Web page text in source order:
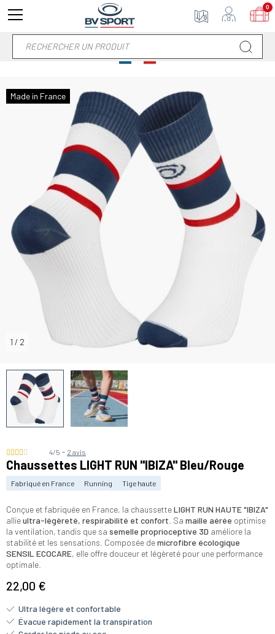
Made in France
1 / 2
4/5 - 2 avis
Chaussettes LIGHT RUN "IBIZA" Bleu/Rouge
Fabriqué en France Running Tige haute
Conçue et fabriquée en France, la chaussetteLIGHT RUN HAUTE"IBIZA"
allieultra-légèreté, respirabilité et confort. Sa maille aérée optimise
la ventilation, tandis que sa semelle proprioceptive 3D améliore la
stabilité et les sensations. Composée demicrofibre écologique
SENSIL ECOCARE, elle offre douceur et légèreté pour une performance
optimale.
22,00 €
Ultra légère et confortable
Évacue rapidement la transpiration
0